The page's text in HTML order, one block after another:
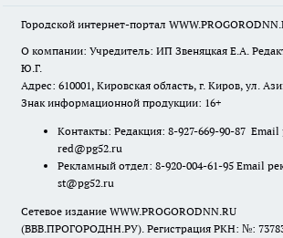
Городской интернет-портал
О компании: Учредитель: ИП Звеняцкая Е.А.
Ю.Г.
Адрес: 610001, Кировская область, г. Киров, ул.
Знак информационной продукции: 16+
Контакты: Редакция: 8-927-669-90-87 Email
red@pg52.ru
Рекламный отдел: 8-920-004-61-95 Email
st@pg52.ru
Сетевое издание WWW.PROGORODNN.RU
(ВВВ.ПРОГОРОДНН.РУ). Регистрация РКН: №: